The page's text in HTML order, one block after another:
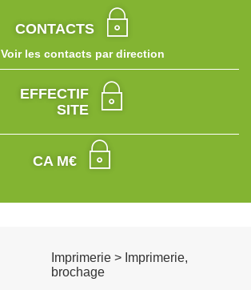
CONTACTS
Voir les contacts par direction
EFFECTIF
SITE
CA M€
Imprimerie > Imprimerie,
brochage